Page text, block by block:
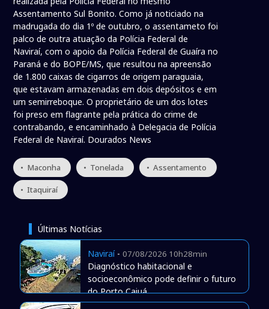
Assentamento Sul Bonito. Como já noticiado na
madrugada do dia 1º de outubro, o assentameto foi
palco de outra atuação da Polícia Federal de
Naviraí, com o apoio da Polícia Federal de Guaíra no
Paraná e do BOPE/MS, que resultou na apreensão
de 1.800 caixas de cigarros de origem paraguaia,
que estavam armazenadas em dois depósitos e em
um semirreboque. O proprietário de um dos lotes
foi preso em flagrante pela prática do crime de
contrabando, e encaminhado à Delegacia de Polícia
Federal de Naviraí. Dourados News
• Maconha • Tonelada • Assentamento
• Itaquiraí
Últimas Notícias
Naviraí- 07/08/2026 10h28min
Diagnóstico habitacional e
socioeconômico pode definir o futuro
do Porto Caiuá